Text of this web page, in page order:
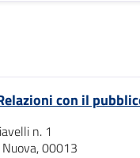
con il
n. 1
00013